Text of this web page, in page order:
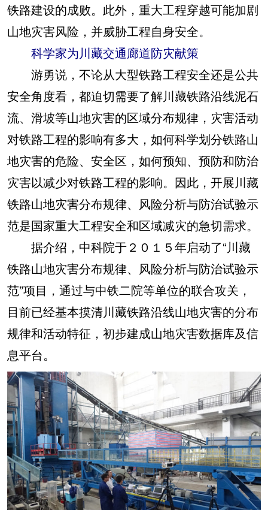
铁路建设的成败。此外，重大工程穿越可能加剧
山地灾害风险，并威胁工程自身安全。
科学家为川藏交通廊道防灾献策
游勇说，不论从大型铁路工程安全还是公共
安全角度看，都迫切需要了解川藏铁路沿线泥石
流、滑坡等山地灾害的区域分布规律，灾害活动
对铁路工程的影响有多大，如何科学划分铁路山
地灾害的危险、安全区，如何预知、预防和防治
灾害以减少对铁路工程的影响。因此，开展川藏
铁路山地灾害分布规律、风险分析与防治试验示
范是国家重大工程安全和区域减灾的急切需求。
据介绍，中科院于２０１５年启动了“川藏
铁路山地灾害分布规律、风险分析与防治试验示
范”项目，通过与中铁二院等单位的联合攻关，
目前已经基本摸清川藏铁路沿线山地灾害的分布
规律和活动特征，初步建成山地灾害数据库及信
息平台。